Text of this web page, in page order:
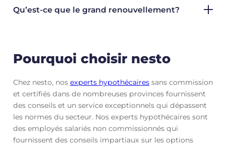
Qu’est-ce que le grand renouvellement?
Pourquoi choisir nesto
Chez nesto, nos experts hypothécairessans commission
et certifiés dans de nombreuses provinces fournissent
des conseils et un service exceptionnels qui dépassent
les normes du secteur. Nos experts hypothécaires sont
des employés salariés non commissionnés qui
fournissent des conseils impartiaux sur les options